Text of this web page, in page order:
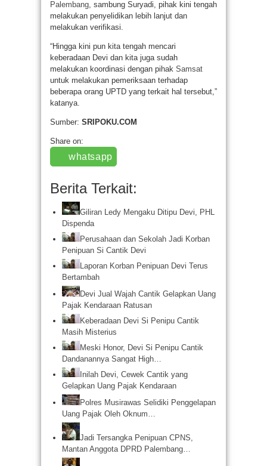
Palembang, sambung Suryadi, pihak kini tengah
melakukan penyelidikan lebih lanjut dan
melakukan verifikasi.
“Hingga kini pun kita tengah mencari
keberadaan Devi dan kita juga sudah
melakukan koordinasi dengan pihak Samsat
untuk melakukan pemeriksaan terhadap
beberapa orang UPTD yang terkait hal tersebut,”
katanya.
Sumber: SRIPOKU.COM
Share on:
whatsapp
Berita Terkait:
Giliran Ledy Mengaku Ditipu Devi, PHL
Dispenda
Perusahaan dan Sekolah Jadi Korban
Penipuan Si Cantik Devi
Laporan Korban Penipuan Devi Terus
Bertambah
Devi Jual Wajah Cantik Gelapkan Uang
Pajak Kendaraan Ratusan
Keberadaan Devi Si Penipu Cantik
Masih Misterius
Meski Honor, Devi Si Penipu Cantik
Dandanannya Sangat High…
Inilah Devi, Cewek Cantik yang
Gelapkan Uang Pajak Kendaraan
Polres Musirawas Selidiki Penggelapan
Uang Pajak Oleh Oknum…
Jadi Tersangka Penipuan CPNS,
Mantan Anggota DPRD Palembang…